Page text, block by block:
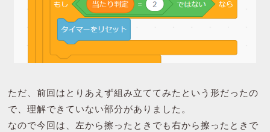
ただ、前回はとりあえず組み立ててみたという形だったの
で、理解できていない部分がありました。
なので今回は、左から擦ったときでも右から擦ったときで